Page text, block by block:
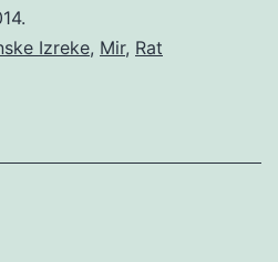
Izreke, Mir, Rat